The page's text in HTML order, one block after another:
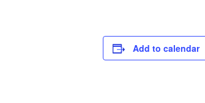
Add to calendar